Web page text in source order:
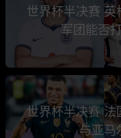
世界杯半决赛 英
军团能否
世界杯半决赛 法
与亚马